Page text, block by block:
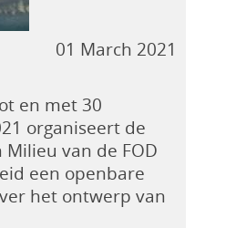
01 March 2021
en met 30
organiseert de
van de FOD
een openbare
het ontwerp van